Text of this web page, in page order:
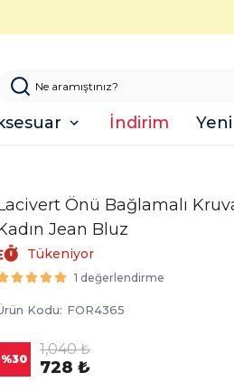
İndirim
Önü Bağlamalı
Jean Bluz
Tükeniyor
1 değerlendirme
Kodu: FOR4365
%30
1,040 ₺
728 ₺